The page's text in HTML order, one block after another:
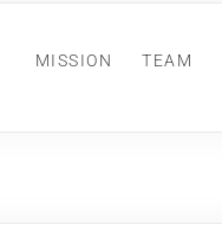
MISSION TEAM